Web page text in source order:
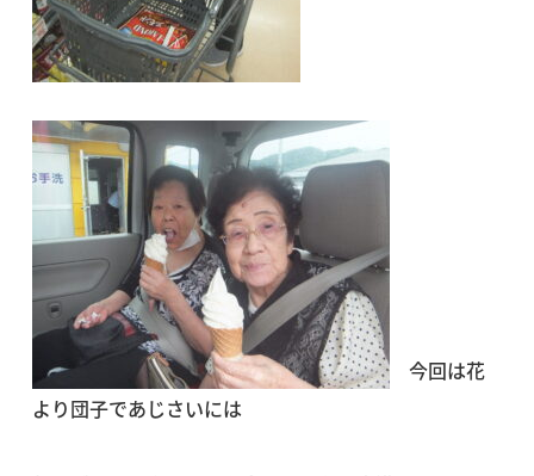
今回は花
より団子であじさいには